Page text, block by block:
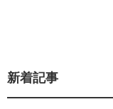
新着記事